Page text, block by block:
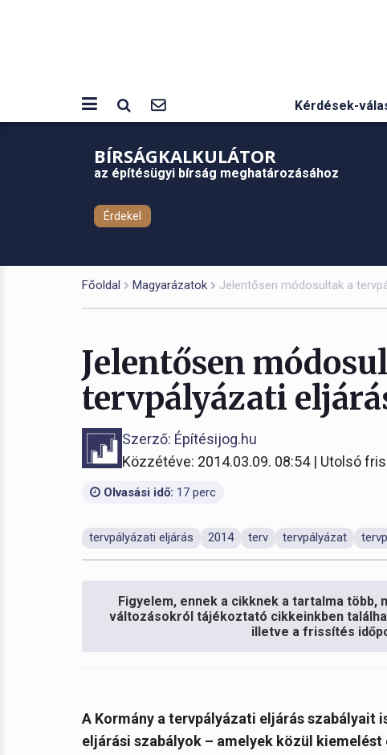
Kérdések-
BÍRSÁGKALKULÁTOR
az építésügyi bírság meghatározásához
Érdekel
Főoldal Magyarázatok Jelentősen módosultak a
Jelentősen
tervpályázati
Szerző: Építésijog.hu
Közzétéve: 2014.03.09. 08:54 | Utolsó
Olvasási idő: 17 perc
tervpályázati eljárás 2014 terv tervpályázat
Figyelem, ennek a cikknek a tartalma
változásokról tájékoztató cikkeinkben
illetve a frissítés
A Kormány a tervpályázati eljárás szabályait
eljárási szabályok – amelyek közül